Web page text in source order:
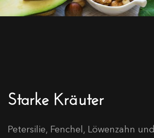
Starke Kräuter
Petersilie, Fenchel, Löwenzahn und